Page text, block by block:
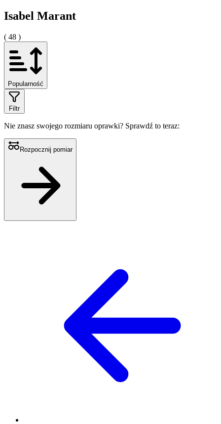
Isabel Marant
( 48 )
Popularność
Filtr
Nie znasz swojego rozmiaru oprawki? Sprawdź to teraz:
Rozpocznij pomiar